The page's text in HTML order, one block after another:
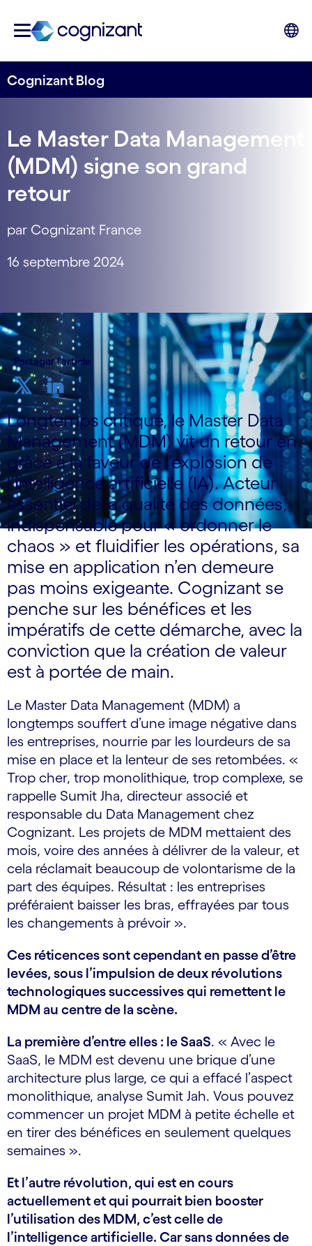
Cognizant Blog
Le Master Data Management
(MDM) signe son grand
retour
par Cognizant France
16 septembre 2024
Partager l'article
Longtemps critiqué, le Master Data
Management (MDM) vit un retour en
grâce à la faveur de l’explosion de
l’intelligence artificielle (IA). Acteur
essentiel de la qualité des données,
indispensable pour « ordonner le
chaos » et fluidifier les opérations, sa
mise en application n’en demeure
pas moins exigeante. Cognizant se
penche sur les bénéfices et les
impératifs de cette démarche, avec la
conviction que la création de valeur
est à portée de main.
Le Master Data Management (MDM) a
longtemps souffert d’une image négative dans
les entreprises, nourrie par les lourdeurs de sa
mise en place et la lenteur de ses retombées. «
Trop cher, trop monolithique, trop complexe, se
rappelle Sumit Jha, directeur associé et
responsable du Data Management chez
Cognizant. Les projets de MDM mettaient des
mois, voire des années à délivrer de la valeur, et
cela réclamait beaucoup de volontarisme de la
part des équipes. Résultat : les entreprises
préféraient baisser les bras, effrayées par tous
les changements à prévoir ».
Ces réticences sont cependant en passe d’être
levées, sous l’impulsion de deux révolutions
technologiques successives qui remettent le
MDM au centre de la scène.
La première d’entre elles : le SaaS. « Avec le
SaaS, le MDM est devenu une brique d’une
architecture plus large, ce qui a effacé l’aspect
monolithique, analyse Sumit Jah. Vous pouvez
commencer un projet MDM à petite échelle et
en tirer des bénéfices en seulement quelques
semaines ».
Et l’autre révolution, qui est en cours
actuellement et qui pourrait bien booster
l’utilisation des MDM, c’est celle de
l’intelligence artificielle. Car sans données de